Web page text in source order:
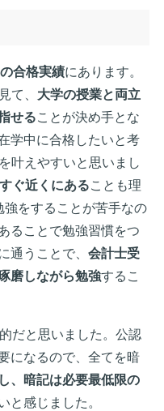
合格実績にあります。
て、 大学の授業と両立
せることが決め手とな
学中に合格したいと考
叶えやすいと思いまし
ぐ近くにあることも理
をすることが苦手なの
ることで勉強習慣をつ
通うことで、 会計士受
磨しながら勉強するこ
だと思いました。公認
になるので、全てを暗
、暗記は必要最低限の
と感じました。